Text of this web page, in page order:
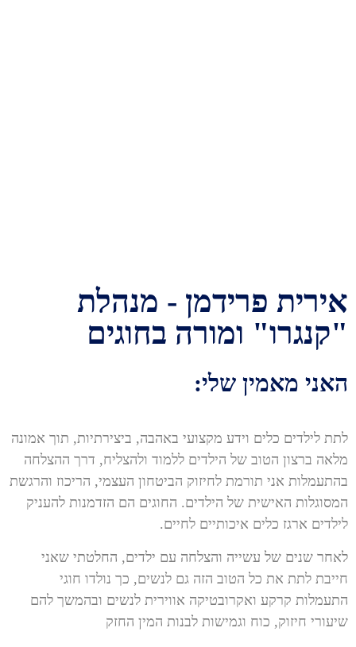
אירית פרידמן - מנהלת
"קנגרו" ומורה בחוגים
האני מאמין שלי:
לתת לילדים כלים וידע מקצועי באהבה, ביצירתיות, תוך אמונה
מלאה ברצון הטוב של הילדים ללמוד ולהצליח, דרך ההצלחה
בהתעמלות אני תורמת לחיזוק הביטחון העצמי, הריכוז והרגשת
המסוגלות האישית של הילדים. החוגים הם הזדמנות להעניק
לילדים ארגז כלים איכותיים לחיים.
לאחר שנים של עשייה והצלחה עם ילדים, החלטתי שאני
חייבת לתת את כל הטוב הזה גם לנשים, כך נולדו חוגי
התעמלות קרקע ואקרובטיקה אווירית לנשים ובהמשך להם
שיעורי חיזוק, כוח וגמישות לבנות המין החזק